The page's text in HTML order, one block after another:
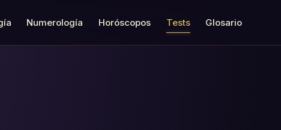
Numerología Horóscopos Tests Glosario